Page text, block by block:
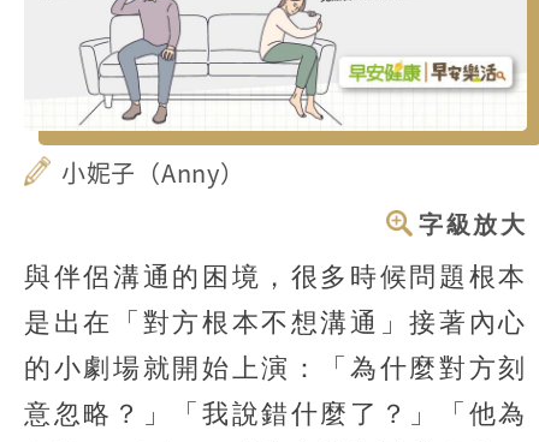
小妮子（Anny）
字級放大
與伴侶溝通的困境，很多時候問題根本
是出在「對方根本不想溝通」接著內心
的小劇場就開始上演：「為什麼對方刻
意忽略？」「我說錯什麼了？」「他為